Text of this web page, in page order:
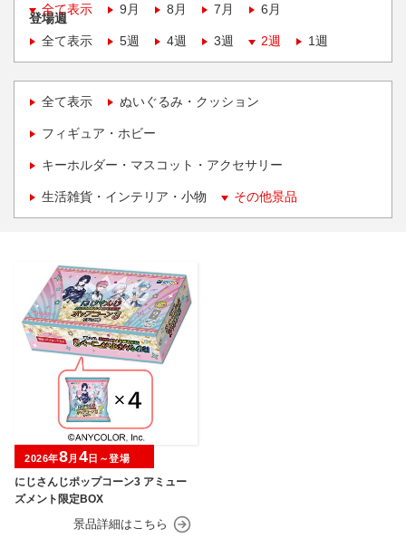
全て表示
9月 8月 7月 6月
登場週
全て表示
5週 4週 3週 2週 1週
全て表示 ぬいぐるみ・クッション
フィギュア・ホビー
キーホルダー・マスコット・アクセサリー
生活雑貨・インテリア・小物 その他景品
にじさんじポップコーン3 アミュー
ズメント限定BOX
2026年8月 4日～登場